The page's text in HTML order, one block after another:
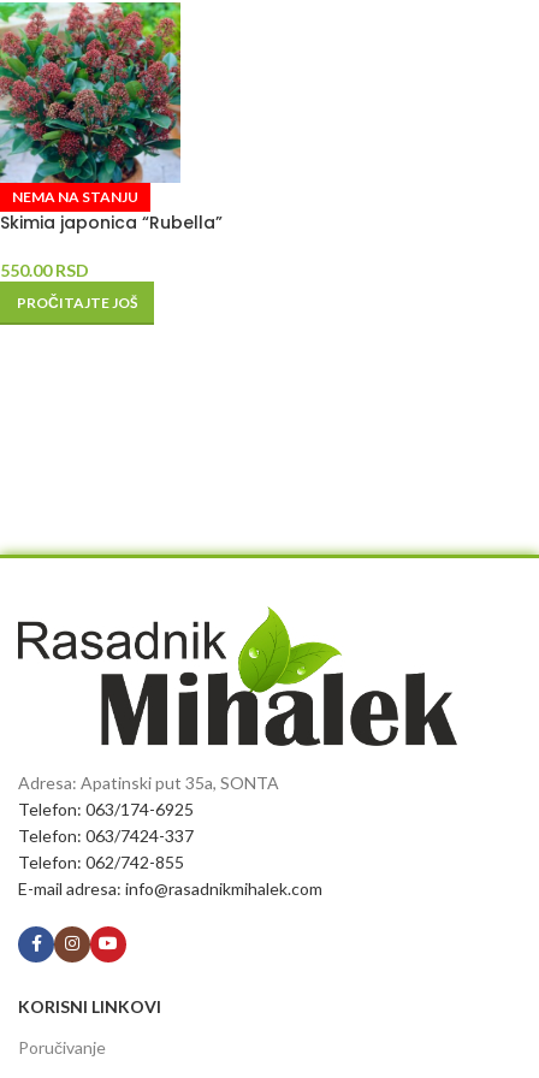
NEMA NA STANJU
Skimia japonica “Rubella”
550.00RSD
PROČITAJTE JOŠ
Adresa: Apatinski put 35a, SONTA
Telefon: 063/174-6925
Telefon: 063/7424-337
Telefon: 062/742-855
E-mail adresa: info@rasadnikmihalek.com
KORISNI LINKOVI
Poručivanje